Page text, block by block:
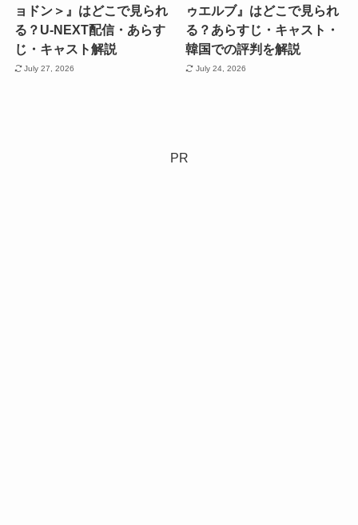
ョドン＞』はどこで見られ
る？U-NEXT配信・あらす
じ・キャスト解説
July 27, 2026
ゥエルブ』はどこで見られ
る？あらすじ・キャスト・
韓国での評判を解説
July 24, 2026
PR